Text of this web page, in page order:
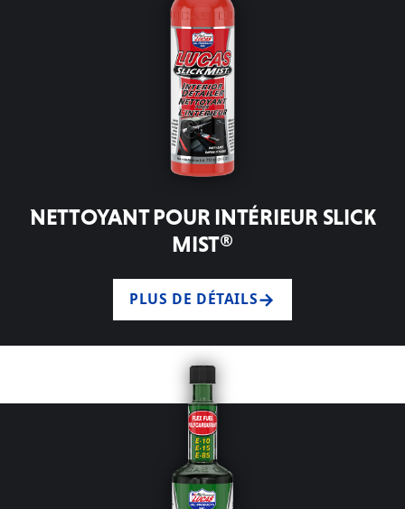
NETTOYANT POUR INTÉRIEUR SLICK
MIST®
PLUS DE DÉTAILS